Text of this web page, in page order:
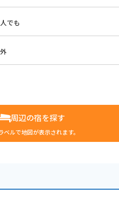
でも
周辺の宿を探す
ベルで地図が表示されます。